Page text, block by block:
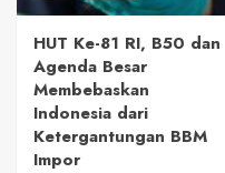
HUT Ke-81 RI, B50 dan
Agenda Besar
Membebaskan
Indonesia dari
Ketergantungan BBM
Impor